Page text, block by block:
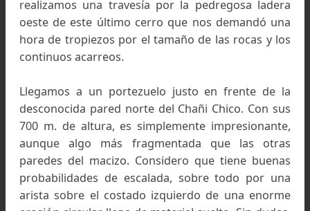
Descanso en refugio Jefatura de los Diablos a 4.920
Foto: César Wayar
30/10:A la mañana siguiente, luego de
suculento desayuno, nos esperaba el día más